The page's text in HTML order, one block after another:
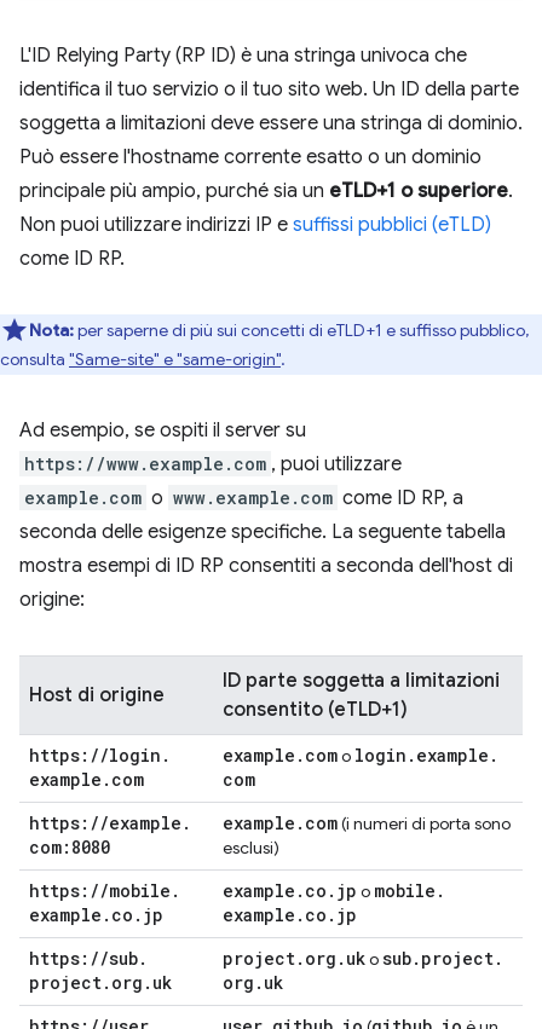
L'ID Relying Party (RP ID) è una stringa univoca che
identifica il tuo servizio o il tuo sito web. Un ID della parte
soggetta a limitazioni deve essere una stringa di dominio.
Può essere l'hostname corrente esatto o un dominio
principale più ampio, purché sia un eTLD+1 o superiore.
Non puoi utilizzare indirizzi IP e suffissi pubblici (eTLD)
come ID RP.
Nota:per saperne di più sui concetti di eTLD+1 e suffisso pubblico,
consulta "Same-site" e "same-origin".
Ad esempio, se ospiti il server su
https://www.example.com , puoi utilizzare
example.com o www.example.com come ID RP, a
seconda delle esigenze specifiche. La seguente tabella
mostra esempi di ID RP consentiti a seconda dell'host di
origine:
Host di origine
ID parte soggetta a limitazioni
consentito (eTLD+1)
https: //login .
example . com
example . como login . example .
com
https: //example .
com:8080
example . com(i numeri di porta sono
esclusi)
https: //mobile .
example . co . jp
example . co . jp o mobile .
example . co . jp
https: //sub.
project. org . uk
project. org . ukosub. project.
org . uk